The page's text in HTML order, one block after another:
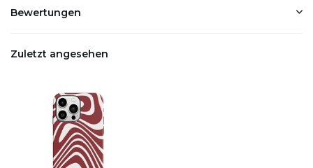
Bewertungen
Zuletzt angesehen